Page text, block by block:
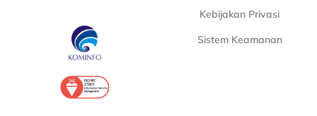
Kebijakan Privasi
Sistem Keamanan